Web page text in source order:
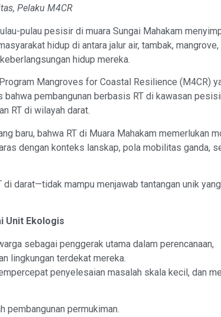
Pelaku M4CR
pulau pesisir di muara Sungai Mahakam
hidup di antara jalur air, tambak, mangrove,
hidup mereka.
Mangroves for Coastal Resilience (M4CR)
pembangunan berbasis RT di kawasan
RT di wilayah darat.
baru, bahwa RT di Muara Mahakam memerlukan
dengan konteks lanskap, pola mobilitas ganda,
darat—tidak mampu menjawab tantangan unik
Unit Ekologis
sebagai penggerak utama dalam perencanaan,
lingkungan terdekat mereka.
penyelesaian masalah skala kecil, dan
pembangunan permukiman.